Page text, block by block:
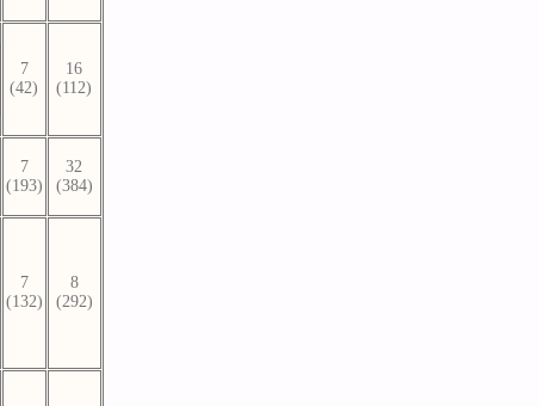
7
(42)
16
(112)
7
(193)
32
(384)
7
(132)
8
(292)